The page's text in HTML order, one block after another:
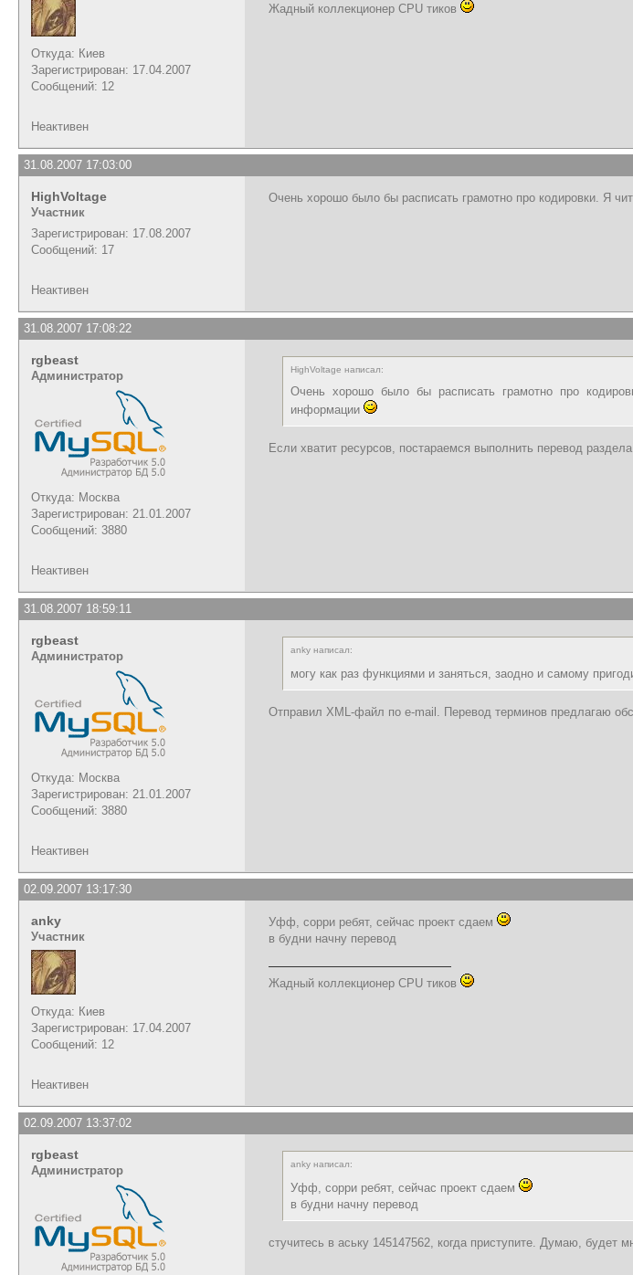
Откуда: Киев
Зарегистрирован: 17.04.2007
Сообщений: 12
Жадный коллекционер CPU тиков
Неактивен
31.08.2007 17:03:00
HighVoltage
Участник
Зарегистрирован: 17.08.2007
Сообщений: 17
Очень хорошо было бы расписать грамотно про кодировки. Я
Неактивен
31.08.2007 17:08:22
rgbeast
Администратор
Откуда: Москва
Зарегистрирован: 21.01.2007
Сообщений: 3880
HighVoltage написал:
Очень хорошо было бы расписать грамотно про
информации
Если хватит ресурсов, постараемся выполнить перевод
Неактивен
31.08.2007 18:59:11
rgbeast
Администратор
Откуда: Москва
Зарегистрирован: 21.01.2007
Сообщений: 3880
anky написал:
могу как раз функциями и заняться, заодно и самому
Отправил XML-файл по e-mail. Перевод терминов предлагаю
Неактивен
02.09.2007 13:17:30
anky
Участник
Откуда: Киев
Зарегистрирован: 17.04.2007
Сообщений: 12
Уфф, сорри ребят, сейчас проект сдаем
в будни начну перевод
Жадный коллекционер CPU тиков
Неактивен
02.09.2007 13:37:02
rgbeast
Администратор anky написал:
Уфф, сорри ребят, сейчас проект сдаем
в будни начну перевод
стучитесь в аську 145147562, когда приступите. Думаю, будет